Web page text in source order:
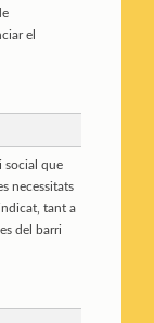
el
social que
necessitats
tant a
del barri